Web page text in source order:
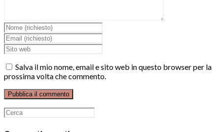
Inserisci
il
tuo
nome
o
nome
utente
per
commentare
Inserisci
il
tuo
indirizzo
email
per
commentare
Enter
your
website
URL
Salva il mio nome, email e sito web in questo browser per la
prossima volta che commento.
Ricerca
per: